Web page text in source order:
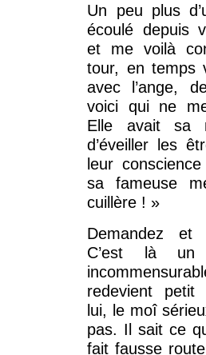
Un peu plus
écoulé depuis
et me voilà
tour, en temps
avec l’ange,
voici qui ne
Elle avait sa
d’éveiller les
leur
sa fameuse
cuillère ! »
Demandez et
C’est là
redevient petit
lui, le moî
pas. Il sait ce
fait fausse